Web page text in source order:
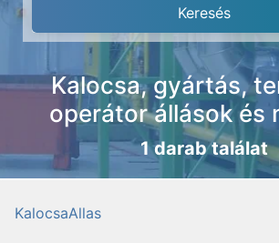
Kalocsa, gyártás,
operátor állások és
1 darab találat
KalocsaAllas